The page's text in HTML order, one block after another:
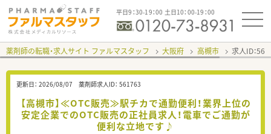
平日9：30-19：00 土日10：00-19：00
薬剤師の転職・求人サイト ファルマスタッフ 大阪府 高槻市 求人ID：
更新日： 2026/08/07 薬剤師求人ID： 561763
【高槻市】≪OTC販売≫駅チカで通勤便利！業界上位の
安定企業でのOTC販売の正社員求人！電車でご通勤が
便利な立地です♪